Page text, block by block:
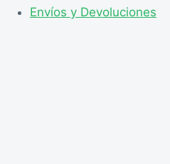
Envíos y Devoluciones